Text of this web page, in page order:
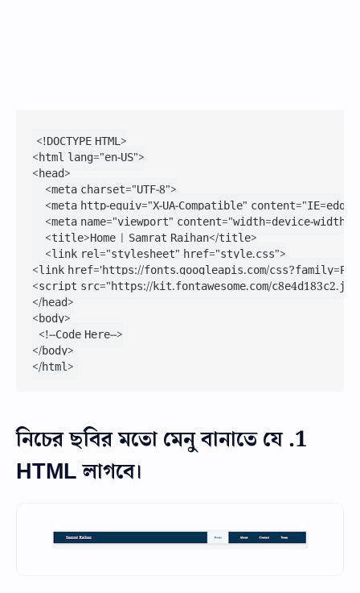
<!DOCTYPE HTML>
<html lang="en-US">
<head>
    <meta charset="UTF-8">
<meta http-equiv="X-UA-Compatible"
<meta name="viewport" content="width=device-width,
    <title>Home | Samrat Raihan</title>
    <link rel="stylesheet" href="style.css">
<link href='https://fonts.googleapis.com/
<script src="https://kit.fontawesome.com/
</head>
<body>
</body>
</html>
1. নিচের ছবির মতো মেনু বানাতে যে
HTML লাগবে।